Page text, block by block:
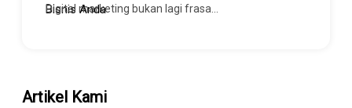
Bisnis Anda
Digital marketing bukan lagi frasa...
Artikel Kami